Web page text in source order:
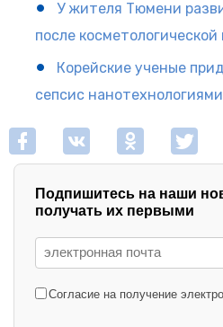
У жителя Тюмени
после
Корейские ученые
сепсис нанотехнологиями
Подпишитесь на наши
получать их первыми
Согласие на получение